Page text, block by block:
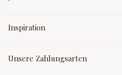
Inspiration
Unsere Zahlungsarten